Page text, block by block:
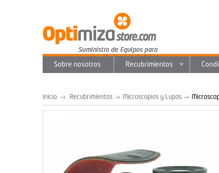
Sobre nosotros Recubrimientos
Inicio Recubrimientos Microscopios y Lupas